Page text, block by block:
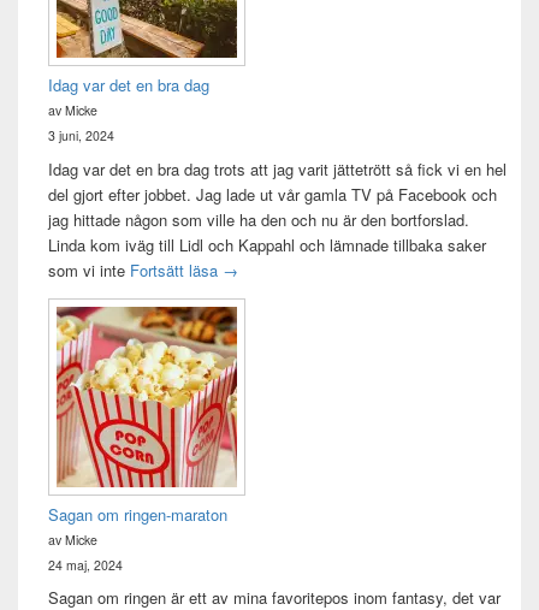
Idag var det en bra dag
av Micke
3 juni, 2024
Idag var det en bra dag trots att jag varit jättetrött så fick vi en hel
del gjort efter jobbet. Jag lade ut vår gamla TV på Facebook och
jag hittade någon som ville ha den och nu är den bortforslad.
Linda kom iväg till Lidl och Kappahl och lämnade tillbaka saker
som vi inte Fortsätt läsa Idag var det en bra dag
→
Sagan om ringen-maraton
av Micke
24 maj, 2024
Sagan om ringen är ett av mina favoritepos inom fantasy, det var